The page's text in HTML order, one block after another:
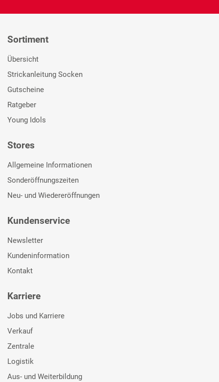
Sortiment
Übersicht
Strickanleitung Socken
Gutscheine
Ratgeber
Young Idols
Stores
Allgemeine Informationen
Sonderöffnungszeiten
Neu- und Wiedereröffnungen
Kundenservice
Newsletter
Kundeninformation
Kontakt
Karriere
Jobs und Karriere
Verkauf
Zentrale
Logistik
Aus- und Weiterbildung